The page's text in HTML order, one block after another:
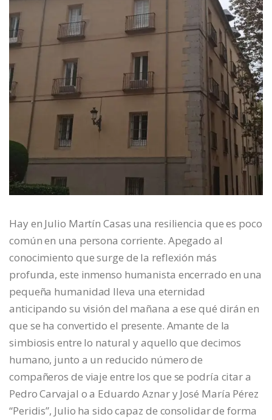
Hay en Julio Martín Casas una resiliencia que es poco
común en una persona corriente. Apegado al
conocimiento que surge de la reflexión más
profunda, este inmenso humanista encerrado en una
pequeña humanidad lleva una eternidad
anticipando su visión del mañana a ese qué dirán en
que se ha convertido el presente. Amante de la
simbiosis entre lo natural y aquello que decimos
humano, junto a un reducido número de
compañeros de viaje entre los que se podría citar a
Pedro Carvajal o a Eduardo Aznar y José María Pérez
“Peridis”, Julio ha sido capaz de consolidar de forma